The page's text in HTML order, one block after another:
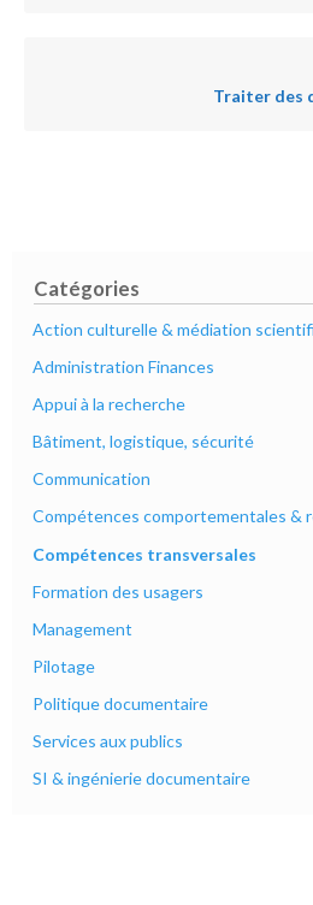
Catégories
Action culturelle & médiation
Administration Finances
Appui à la recherche
Bâtiment, logistique, sécurité
Communication
Compétences comportementales &
Compétences transversales
Formation des usagers
Management
Pilotage
Politique documentaire
Services aux publics
SI & ingénierie documentaire
Traiter des